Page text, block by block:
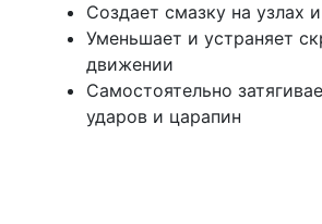
Создает смазку на узлах
Уменьшает и устраняет
движении
Самостоятельно
ударов и царапин